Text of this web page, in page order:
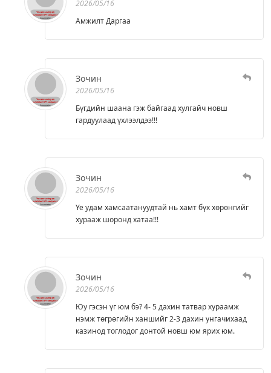
2026/05/16
Амжилт Даргаа
Зочин
2026/05/16
Бүгдийн шаана гэж байгаад хулгайч новш
гардуулаад үхлээлдээ!!!
Зочин
2026/05/16
Үе удам хамсаатануудтай нь хамт бүх хөрөнгийг
хурааж шоронд хатаа!!!
Зочин
2026/05/16
Юу гэсэн үг юм бэ? 4- 5 дахин татвар хураамж
нэмж төгрөгийн ханшийг 2-3 дахин унгачихаад
казинод тоглодог донтой новш юм ярих юм.